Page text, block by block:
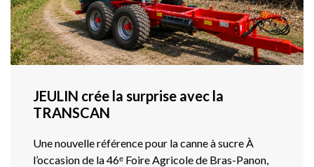
JEULIN crée la surprise avec la
TRANSCAN
Une nouvelle référence pour la canne à sucre À
l’occasion de la 46ᵉ Foire Agricole de Bras-Panon,